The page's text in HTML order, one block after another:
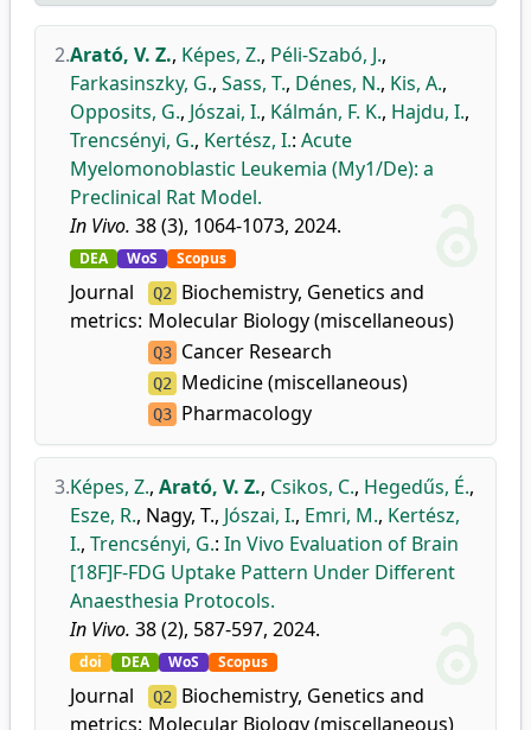
2.Arató, V. Z., Képes, Z., Péli-Szabó, J.,
Farkasinszky, G., Sass, T., Dénes, N., Kis, A.,
Opposits, G., Jószai, I., Kálmán, F. K., Hajdu, I.,
Trencsényi, G., Kertész, I.: Acute
Myelomonoblastic Leukemia (My1/De): a
Preclinical Rat Model.
In Vivo. 38 (3), 1064-1073, 2024.
DEA WoS Scopus
Journal
metrics:
Q2
Biochemistry, Genetics and
Molecular Biology (miscellaneous)
Q3 Cancer Research
Q2 Medicine (miscellaneous)
Q3 Pharmacology
3.Képes, Z., Arató, V. Z., Csikos, C., Hegedűs, É.,
Esze, R., Nagy, T., Jószai, I., Emri, M., Kertész,
I., Trencsényi, G.: In Vivo Evaluation of Brain
[18F]F-FDG Uptake Pattern Under Different
Anaesthesia Protocols.
In Vivo. 38 (2), 587-597, 2024.
doi DEA WoS Scopus
Journal
metrics:
Q2
Biochemistry, Genetics and
Molecular Biology (miscellaneous)